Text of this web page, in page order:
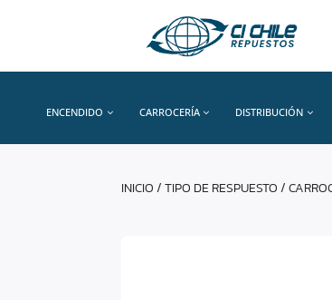
ENCENDIDO CARROCERÍA DISTRIBUCIÓN
INICIO/TIPO DE RESPUESTO/